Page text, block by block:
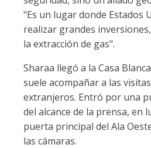
"Es un lugar donde Estados
realizar grandes
la extracción de gas".
Sharaa llegó a la Casa
suele acompañar a las
extranjeros. Entró por una
del alcance de la prensa, en
puerta principal del Ala
las cámaras.